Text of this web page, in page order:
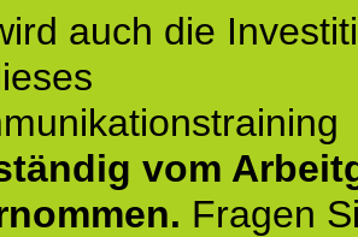
auch die
vom
Fragen